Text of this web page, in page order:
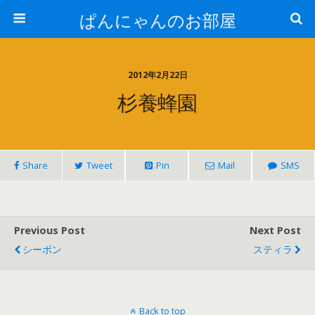
ぱんにゃんのお部屋
2012年2月22日
杉養蜂園
Share Tweet Pin Mail SMS
Previous Post
シーボン
Next Post
スティラ
Back to top